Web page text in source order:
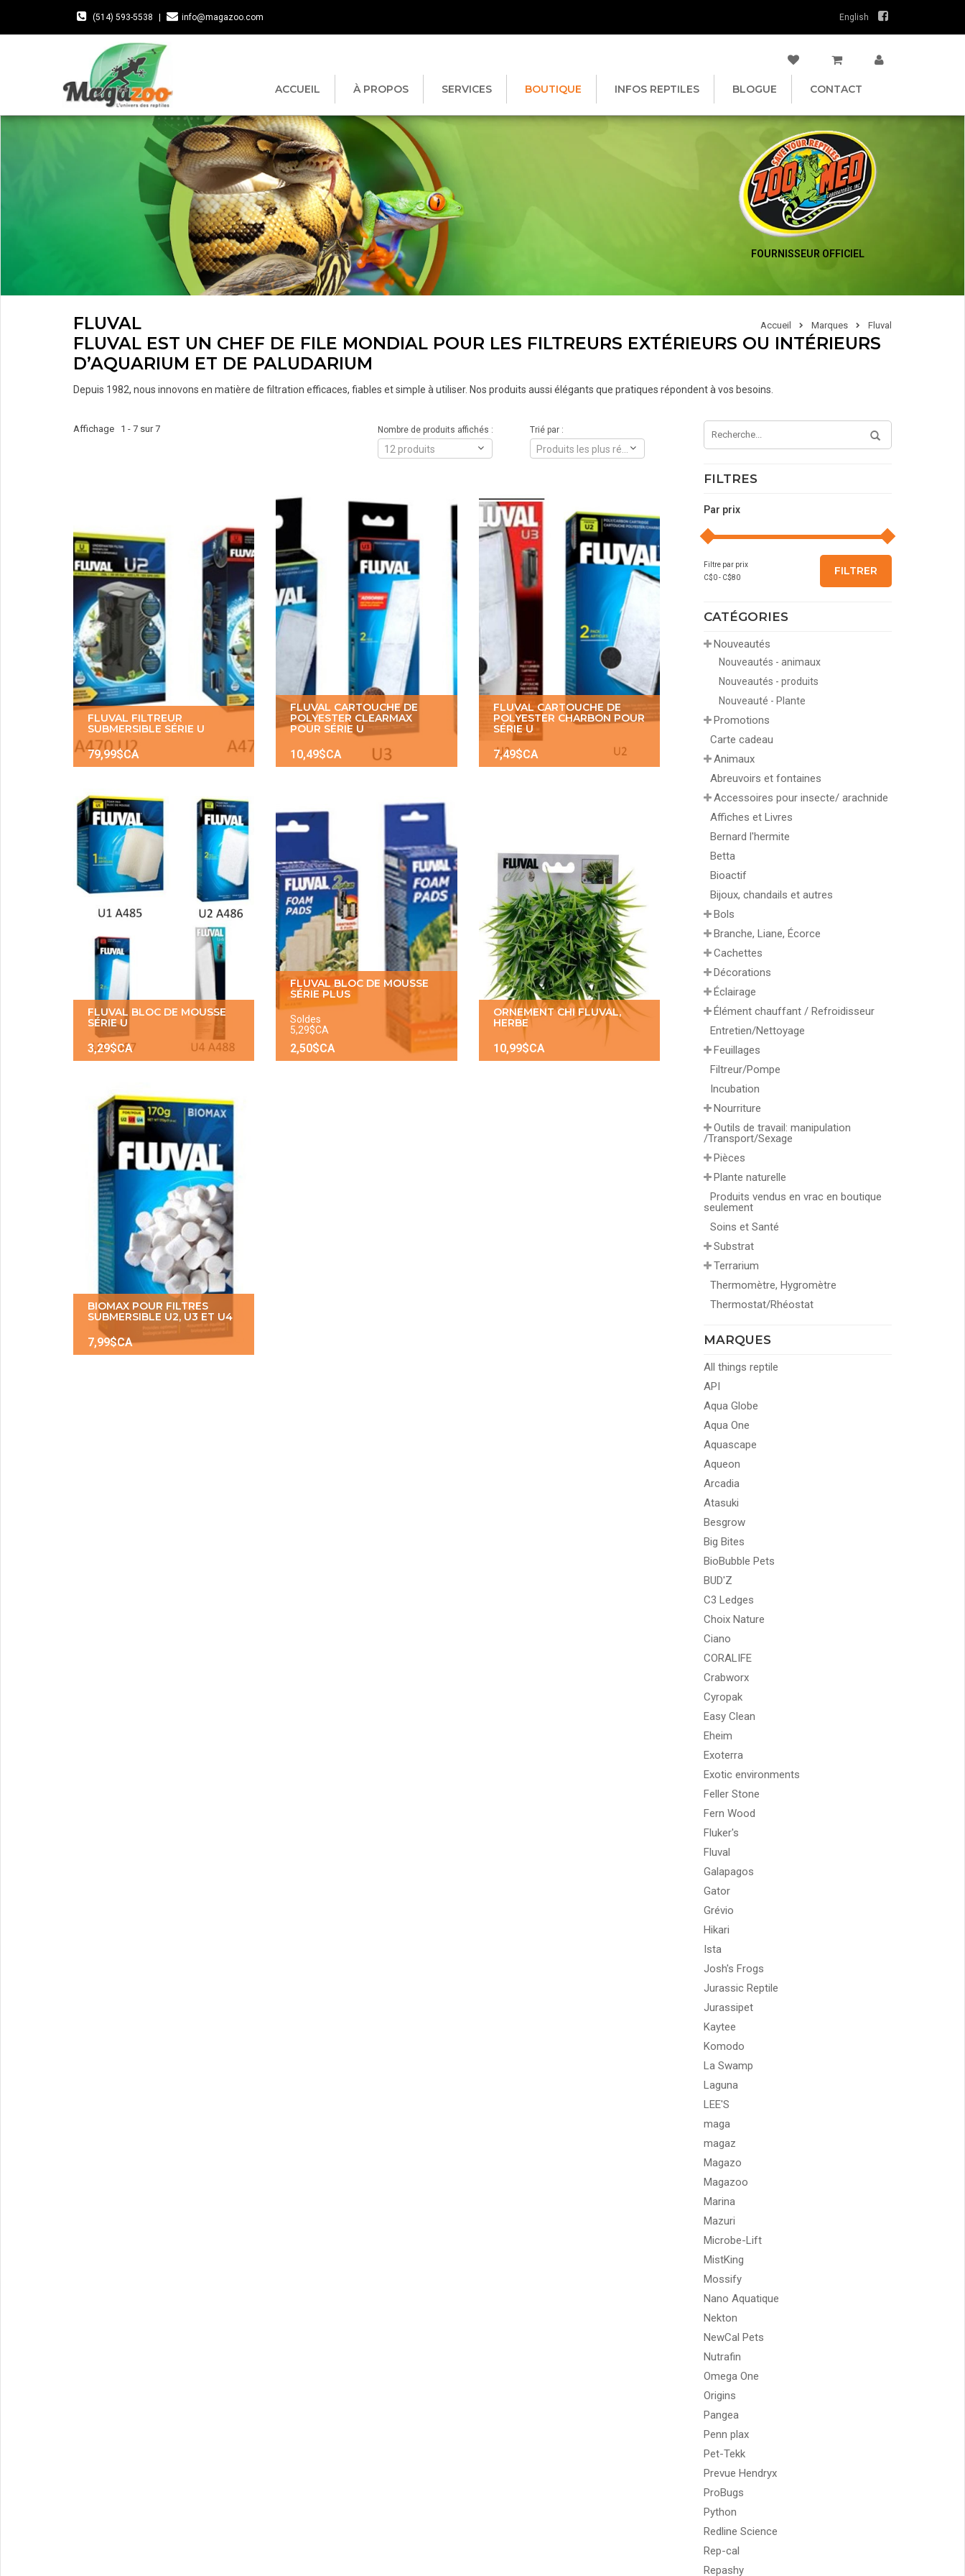
(514) 593-5538 info@magazoo.com English
ACCUEIL À PROPOS SERVICES BOUTIQUE INFOS REPTILES BLOGUE CONTACT
FOURNISSEUR OFFICIEL
FLUVAL Accueil Marques Fluval
FLUVAL EST UN CHEF DE FILE MONDIAL POUR LES FILTREURS EXTÉRIEURS OU INTÉRIEURS
D’AQUARIUM ET DE PALUDARIUM
Depuis 1982, nous innovons en matière de filtration efficaces, fiables et simple à utiliser. Nos produits aussi élégants que pratiques répondent à vos besoins.
FILTRES
Par prix
Filtre par prix
C$0- C$80
FILTRER
CATÉGORIES
Nouveautés
Nouveautés - animaux
Nouveautés - produits
Nouveauté - Plante
Promotions
Carte cadeau
Animaux
Abreuvoirs et fontaines
Accessoires pour insecte/ arachnide
Affiches et Livres
Bernard l'hermite
Betta
Bioactif
Bijoux, chandails et autres
Bols
Branche, Liane, Écorce
Cachettes
Décorations
Éclairage
Élément chauffant / Refroidisseur
Entretien/Nettoyage
Feuillages
Filtreur/Pompe
Incubation
Nourriture
Outils de travail: manipulation
/Transport/Sexage
Pièces
Plante naturelle
Produits vendus en vrac en boutique
seulement
Soins et Santé
Substrat
Terrarium
Thermomètre, Hygromètre
Thermostat/Rhéostat
MARQUES
All things reptile
API
Aqua Globe
Aqua One
Aquascape
Aqueon
Arcadia
Atasuki
Besgrow
Big Bites
BioBubble Pets
BUD'Z
C3 Ledges
Choix Nature
Ciano
CORALIFE
Crabworx
Cyropak
Easy Clean
Eheim
Exoterra
Exotic environments
Feller Stone
Fern Wood
Fluker's
Fluval
Galapagos
Gator
Grévio
Hikari
Ista
Josh's Frogs
Jurassic Reptile
Jurassipet
Kaytee
Komodo
La Swamp
Laguna
LEE'S
maga
magaz
Magazo
Magazoo
Marina
Mazuri
Microbe-Lift
MistKing
Mossify
Nano Aquatique
Nekton
NewCal Pets
Nutrafin
Omega One
Origins
Pangea
Penn plax
Pet-Tekk
Prevue Hendryx
ProBugs
Python
Redline Science
Rep-cal
Repashy
Affichage 1 - 7 sur 7 Trié par :
Produits les plus récents
Nombre de produits affichés :
12 produits
FLUVAL FILTREUR
SUBMERSIBLE SÉRIE U
79,99$CA
FLUVAL CARTOUCHE DE
POLYESTER CLEARMAX
POUR SÉRIE U
10,49$CA
FLUVAL CARTOUCHE DE
POLYESTER CHARBON POUR
SÉRIE U
7,49$CA
FLUVAL BLOC DE MOUSSE
SÉRIE U
3,29$CA
FLUVAL BLOC DE MOUSSE
SÉRIE PLUS
Soldes
5,29$CA
2,50$CA
ORNEMENT CHI FLUVAL,
HERBE
10,99$CA
BIOMAX POUR FILTRES
SUBMERSIBLE U2, U3 ET U4
7,99$CA